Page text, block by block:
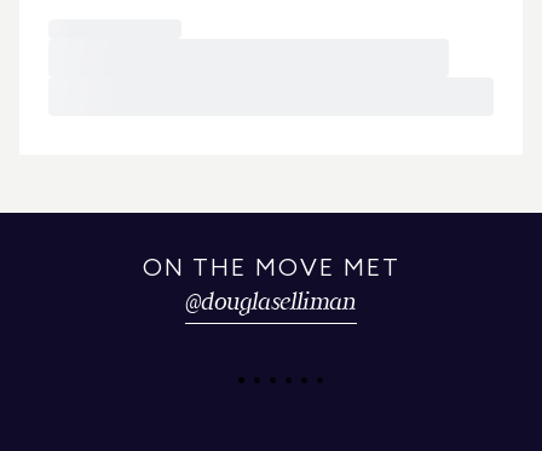
ON THE MOVE MET
@douglaselliman